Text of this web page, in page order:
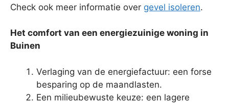
Check ook meer informatie over gevel isoleren.
Het comfort van een energiezuinige woning in
Buinen
Verlaging van de energiefactuur: een forse
besparing op de maandlasten.
Een milieubewuste keuze: een lagere